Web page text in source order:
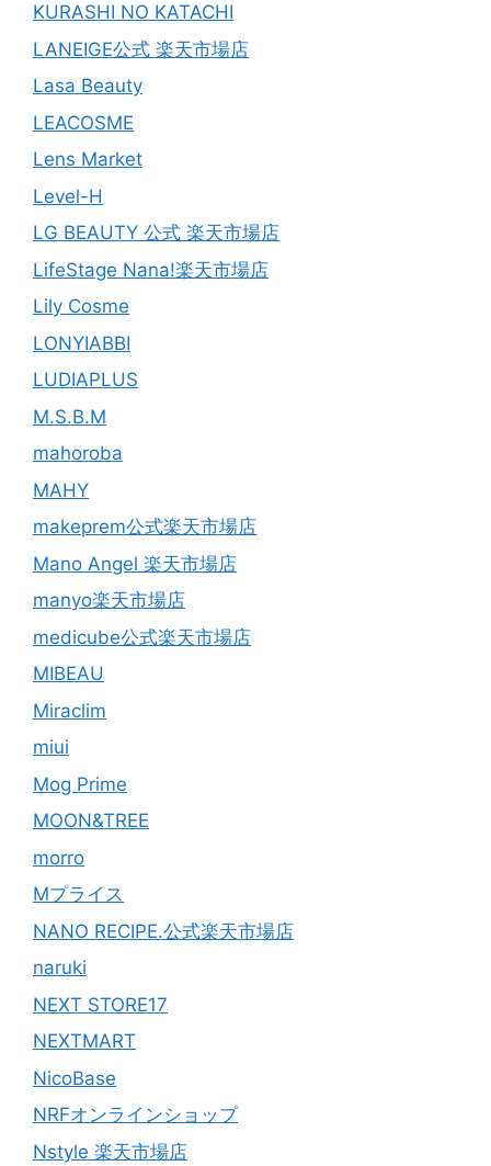
KURASHI NO KATACHI
LANEIGE公式 楽天市場店
Lasa Beauty
LEACOSME
Lens Market
Level-H
LG BEAUTY 公式 楽天市場店
LifeStage Nana!楽天市場店
Lily Cosme
LONYIABBI
LUDIAPLUS
M.S.B.M
mahoroba
MAHY
makeprem公式楽天市場店
Mano Angel 楽天市場店
manyo楽天市場店
medicube公式楽天市場店
MIBEAU
Miraclim
miui
Mog Prime
MOON&TREE
morro
Mプライス
NANO RECIPE.公式楽天市場店
naruki
NEXT STORE17
NEXTMART
NicoBase
NRFオンラインショップ
Nstyle 楽天市場店